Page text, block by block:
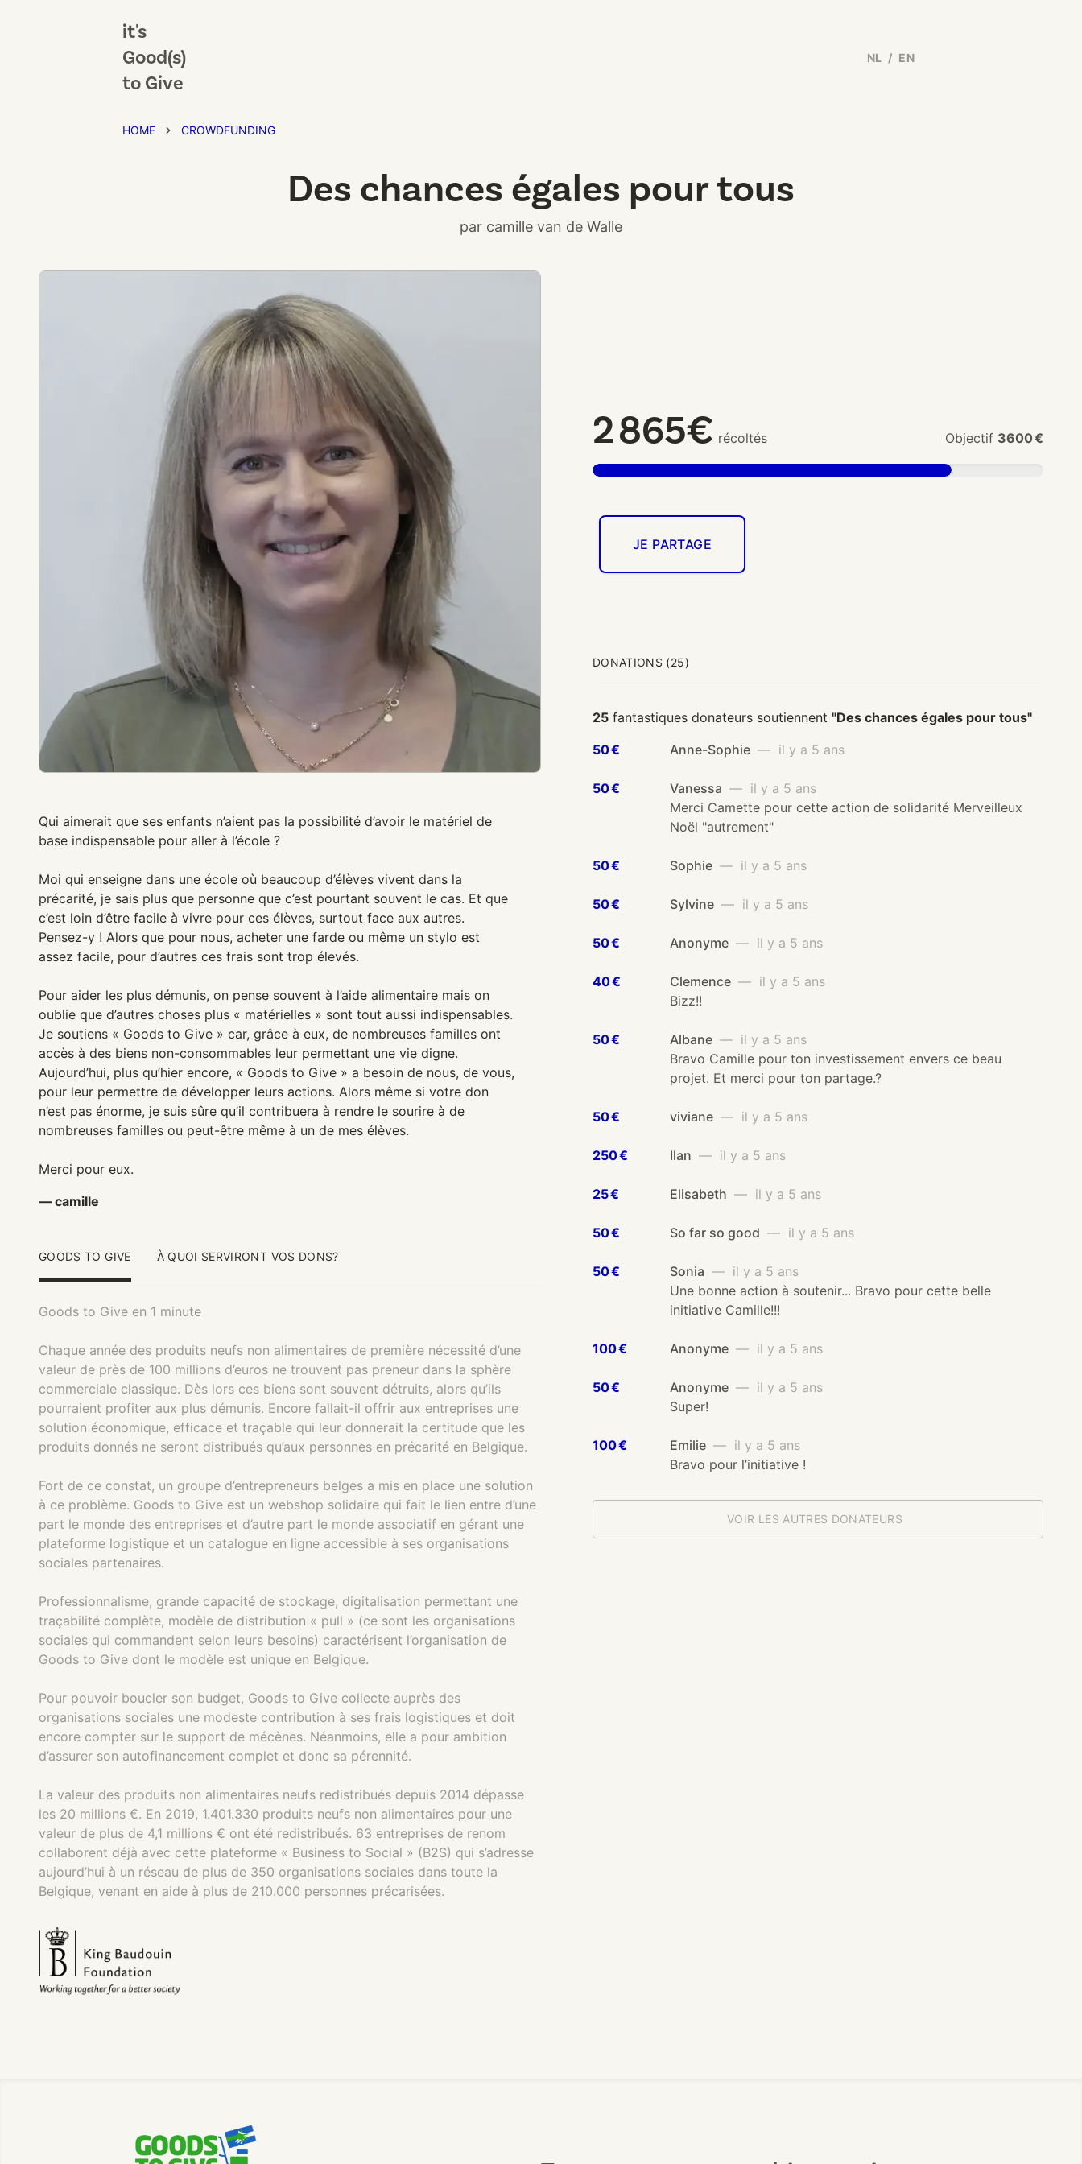
it's
Good(s)
to Give
NL / EN
HOME CROWDFUNDING
Des chances égales pour tous
par camille van de Walle
2 865€ récoltés Objectif 3600 €
JE PARTAGE
Qui aimerait que ses enfants n’aient pas la possibilité d’avoir le matériel de
base indispensable pour aller à l’école ?
Moi qui enseigne dans une école où beaucoup d’élèves vivent dans la
précarité, je sais plus que personne que c’est pourtant souvent le cas. Et que
c’est loin d’être facile à vivre pour ces élèves, surtout face aux autres.
Pensez-y ! Alors que pour nous, acheter une farde ou même un stylo est
assez facile, pour d’autres ces frais sont trop élevés.
Pour aider les plus démunis, on pense souvent à l’aide alimentaire mais on
oublie que d’autres choses plus « matérielles » sont tout aussi indispensables.
Je soutiens « Goods to Give » car, grâce à eux, de nombreuses familles ont
accès à des biens non-consommables leur permettant une vie digne.
Aujourd’hui, plus qu’hier encore, « Goods to Give » a besoin de nous, de vous,
pour leur permettre de développer leurs actions. Alors même si votre don
n’est pas énorme, je suis sûre qu’il contribuera à rendre le sourire à de
nombreuses familles ou peut-être même à un de mes élèves.
Merci pour eux.
— camille
GOODS TO GIVE À QUOI SERVIRONT VOS DONS?
Goods to Give en 1 minute
Chaque année des produits neufs non alimentaires de première nécessité d’une
valeur de près de 100 millions d’euros ne trouvent pas preneur dans la sphère
commerciale classique. Dès lors ces biens sont souvent détruits, alors qu’ils
pourraient profiter aux plus démunis. Encore fallait-il offrir aux entreprises une
solution économique, efficace et traçable qui leur donnerait la certitude que les
produits donnés ne seront distribués qu’aux personnes en précarité en Belgique.
Fort de ce constat, un groupe d’entrepreneurs belges a mis en place une solution
à ce problème. Goods to Give est un webshop solidaire qui fait le lien entre d’une
part le monde des entreprises et d’autre part le monde associatif en gérant une
plateforme logistique et un catalogue en ligne accessible à ses organisations
sociales partenaires.
Professionnalisme, grande capacité de stockage, digitalisation permettant une
traçabilité complète, modèle de distribution « pull » (ce sont les organisations
sociales qui commandent selon leurs besoins) caractérisent l’organisation de
Goods to Give dont le modèle est unique en Belgique.
Pour pouvoir boucler son budget, Goods to Give collecte auprès des
organisations sociales une modeste contribution à ses frais logistiques et doit
encore compter sur le support de mécènes. Néanmoins, elle a pour ambition
d’assurer son autofinancement complet et donc sa pérennité.
La valeur des produits non alimentaires neufs redistribués depuis 2014 dépasse
les 20 millions €. En 2019, 1.401.330 produits neufs non alimentaires pour une
valeur de plus de 4,1 millions € ont été redistribués. 63 entreprises de renom
collaborent déjà avec cette plateforme « Business to Social » (B2S) qui s’adresse
aujourd’hui à un réseau de plus de 350 organisations sociales dans toute la
Belgique, venant en aide à plus de 210.000 personnes précarisées.
DONATIONS (25)
25 fantastiques donateurs soutiennent "Des chances égales pour tous"
50 €
Anne-Sophie — il y a 5 ans
50 € Vanessa — il y a 5 ans
Merci Camette pour cette action de solidarité Merveilleux
Noël "autrement"
50 € Sophie — il y a 5 ans
50 € Sylvine — il y a 5 ans
50 € Anonyme — il y a 5 ans
40 € Clemence — il y a 5 ans
Bizz!!
50 € Albane — il y a 5 ans
Bravo Camille pour ton investissement envers ce beau
projet. Et merci pour ton partage.?
50 € viviane — il y a 5 ans
250 € Ilan — il y a 5 ans
25 € Elisabeth — il y a 5 ans
50 € So far so good — il y a 5 ans
50 € Sonia — il y a 5 ans
Une bonne action à soutenir... Bravo pour cette belle
initiative Camille!!!
100 € Anonyme — il y a 5 ans
50 € Anonyme — il y a 5 ans
Super!
100 € Emilie — il y a 5 ans
Bravo pour l’initiative !
VOIR LES AUTRES DONATEURS